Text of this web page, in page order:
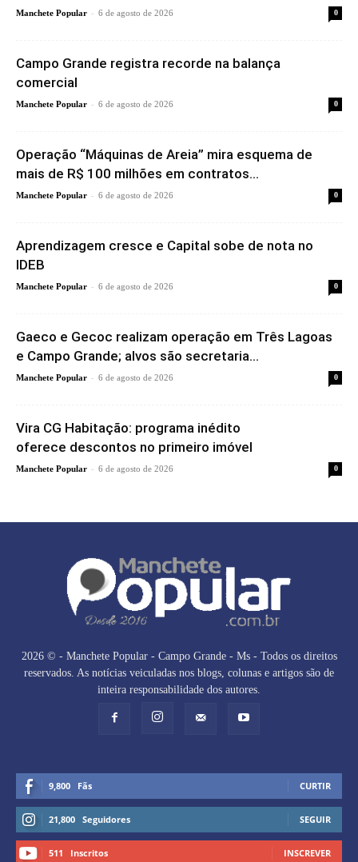
Manchete Popular - 6 de agosto de 2026 0
Campo Grande registra recorde na balança
comercial
Manchete Popular - 6 de agosto de 2026 0
Operação “Máquinas de Areia” mira esquema de
mais de R$ 100 milhões em contratos...
Manchete Popular - 6 de agosto de 2026 0
Aprendizagem cresce e Capital sobe de nota no
IDEB
Manchete Popular - 6 de agosto de 2026 0
Gaeco e Gecoc realizam operação em Três Lagoas
e Campo Grande; alvos são secretaria...
Manchete Popular - 6 de agosto de 2026 0
Vira CG Habitação: programa inédito
oferece descontos no primeiro imóvel
Manchete Popular - 6 de agosto de 2026 0
2026 © - Manchete Popular - Campo Grande - Ms - Todos os direitos
reservados. As notícias veiculadas nos blogs, colunas e artigos são de
inteira responsabilidade dos autores.
9,800 Fãs CURTIR
21,800 Seguidores SEGUIR
511 Inscritos INSCREVER